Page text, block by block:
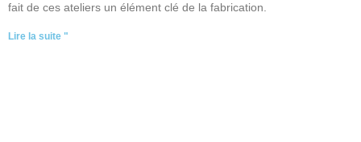
fait de ces ateliers un élément clé de la fabrication.
Lire la suite "